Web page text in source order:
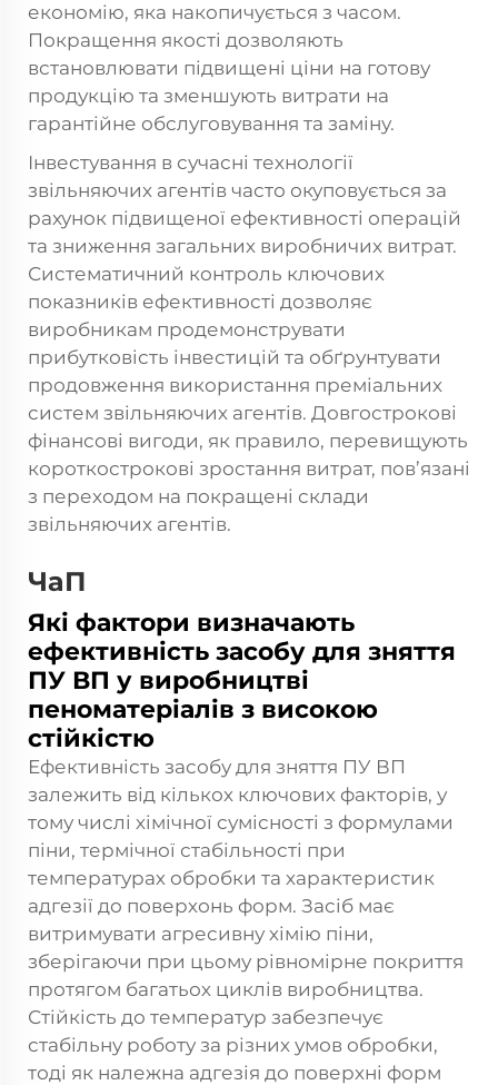
економію, яка накопичується з часом.
Покращення якості дозволяють
встановлювати підвищені ціни на готову
продукцію та зменшують витрати на
гарантійне обслуговування та заміну.
Інвестування в сучасні технології
звільняючих агентів часто окуповується за
рахунок підвищеної ефективності операцій
та зниження загальних виробничих витрат.
Систематичний контроль ключових
показників ефективності дозволяє
виробникам продемонструвати
прибутковість інвестицій та обґрунтувати
продовження використання преміальних
систем звільняючих агентів. Довгострокові
фінансові вигоди, як правило, перевищують
короткострокові зростання витрат, пов’язані
з переходом на покращені склади
звільняючих агентів.
ЧаП
Які фактори визначають
ефективність засобу для зняття
ПУ ВП у виробництві
пеноматеріалів з високою
стійкістю
Ефективність засобу для зняття ПУ ВП
залежить від кількох ключових факторів, у
тому числі хімічної сумісності з формулами
піни, термічної стабільності при
температурах обробки та характеристик
адгезії до поверхонь форм. Засіб має
витримувати агресивну хімію піни,
зберігаючи при цьому рівномірне покриття
протягом багатьох циклів виробництва.
Стійкість до температур забезпечує
стабільну роботу за різних умов обробки,
тоді як належна адгезія до поверхні форм